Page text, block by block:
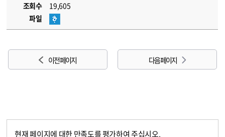
조회수
19,605
파일
이전 페이지 다음 페이지
현재 페이지에 대한 만족도를 평가하여 주십시오.